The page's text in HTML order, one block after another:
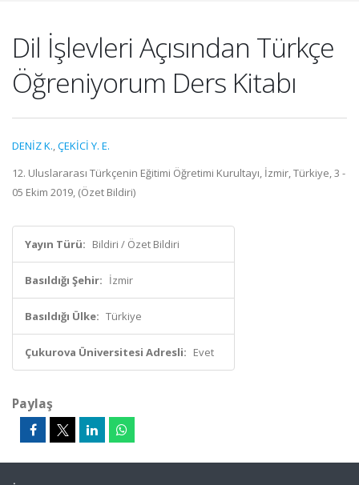
Dil İşlevleri Açısından Türkçe
Öğreniyorum Ders Kitabı
DENİZ K.,ÇEKİCİ Y. E.
12. Uluslararası Türkçenin Eğitimi Öğretimi Kurultayı, İzmir, Türkiye, 3 -
05 Ekim 2019, (Özet Bildiri)
Yayın Türü: Bildiri / Özet Bildiri
Basıldığı Şehir: İzmir
Basıldığı Ülke: Türkiye
Çukurova Üniversitesi Adresli: Evet
Paylaş